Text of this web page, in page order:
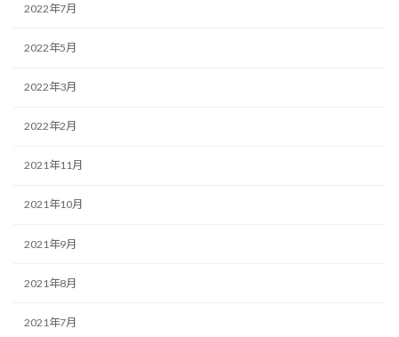
2022年7月
2022年5月
2022年3月
2022年2月
2021年11月
2021年10月
2021年9月
2021年8月
2021年7月